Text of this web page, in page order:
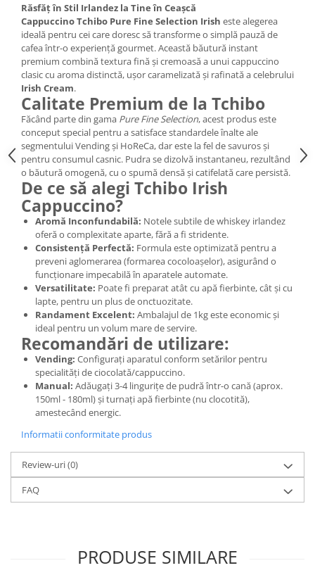
Răsfăț în Stil Irlandez la Tine în Ceașcă
Cappuccino Tchibo Pure Fine Selection Irish este alegerea
ideală pentru cei care doresc să transforme o simplă pauză de
cafea într-o experiență gourmet. Această băutură instant
premium combină textura fină și cremoasă a unui cappuccino
clasic cu aroma distinctă, ușor caramelizată și rafinată a celebrului
Irish Cream.
Calitate Premium de la Tchibo
Făcând parte din gama Pure Fine Selection, acest produs este
conceput special pentru a satisface standardele înalte ale
segmentului Vending și HoReCa, dar este la fel de savuros și
pentru consumul casnic. Pudra se dizolvă instantaneu, rezultând
o băutură omogenă, cu o spumă densă și catifelată care persistă.
De ce să alegi Tchibo Irish
Cappuccino?
Aromă Inconfundabilă: Notele subtile de whiskey irlandez
oferă o complexitate aparte, fără a fi stridente.
Consistență Perfectă: Formula este optimizată pentru a
preveni aglomerarea (formarea cocoloașelor), asigurând o
funcționare impecabilă în aparatele automate.
Versatilitate: Poate fi preparat atât cu apă fierbinte, cât și cu
lapte, pentru un plus de onctuozitate.
Randament Excelent: Ambalajul de 1kg este economic și
ideal pentru un volum mare de servire.
Recomandări de utilizare:
Vending: Configurați aparatul conform setărilor pentru
specialități de ciocolată/cappuccino.
Manual: Adăugați 3-4 lingurițe de pudră într-o cană (aprox.
150ml - 180ml) și turnați apă fierbinte (nu clocotită),
amestecând energic.
Informatii conformitate produs
Review-uri(0)
FAQ
PRODUSE SIMILARE